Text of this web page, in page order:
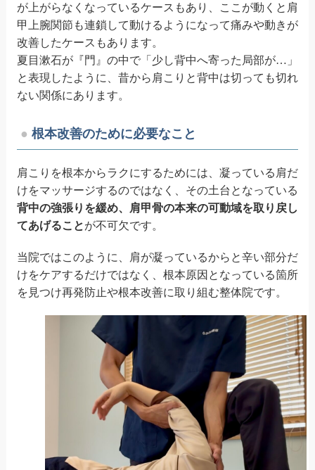
が上がらなくなっているケースもあり、ここが動くと肩
甲上腕関節も連鎖して動けるようになって痛みや動きが
改善したケースもあります。
夏目漱石が『門』の中で「少し背中へ寄った局部が…」
と表現したように、昔から肩こりと背中は切っても切れ
ない関係にあります。
根本改善のために必要なこと
肩こりを根本からラクにするためには、凝っている肩だ
けをマッサージするのではなく、その土台となっている
背中の強張りを緩め、肩甲骨の本来の可動域を取り戻し
てあげることが不可欠です。
当院ではこのように、肩が凝っているからと辛い部分だ
けをケアするだけではなく、根本原因となっている箇所
を見つけ再発防止や根本改善に取り組む整体院です。